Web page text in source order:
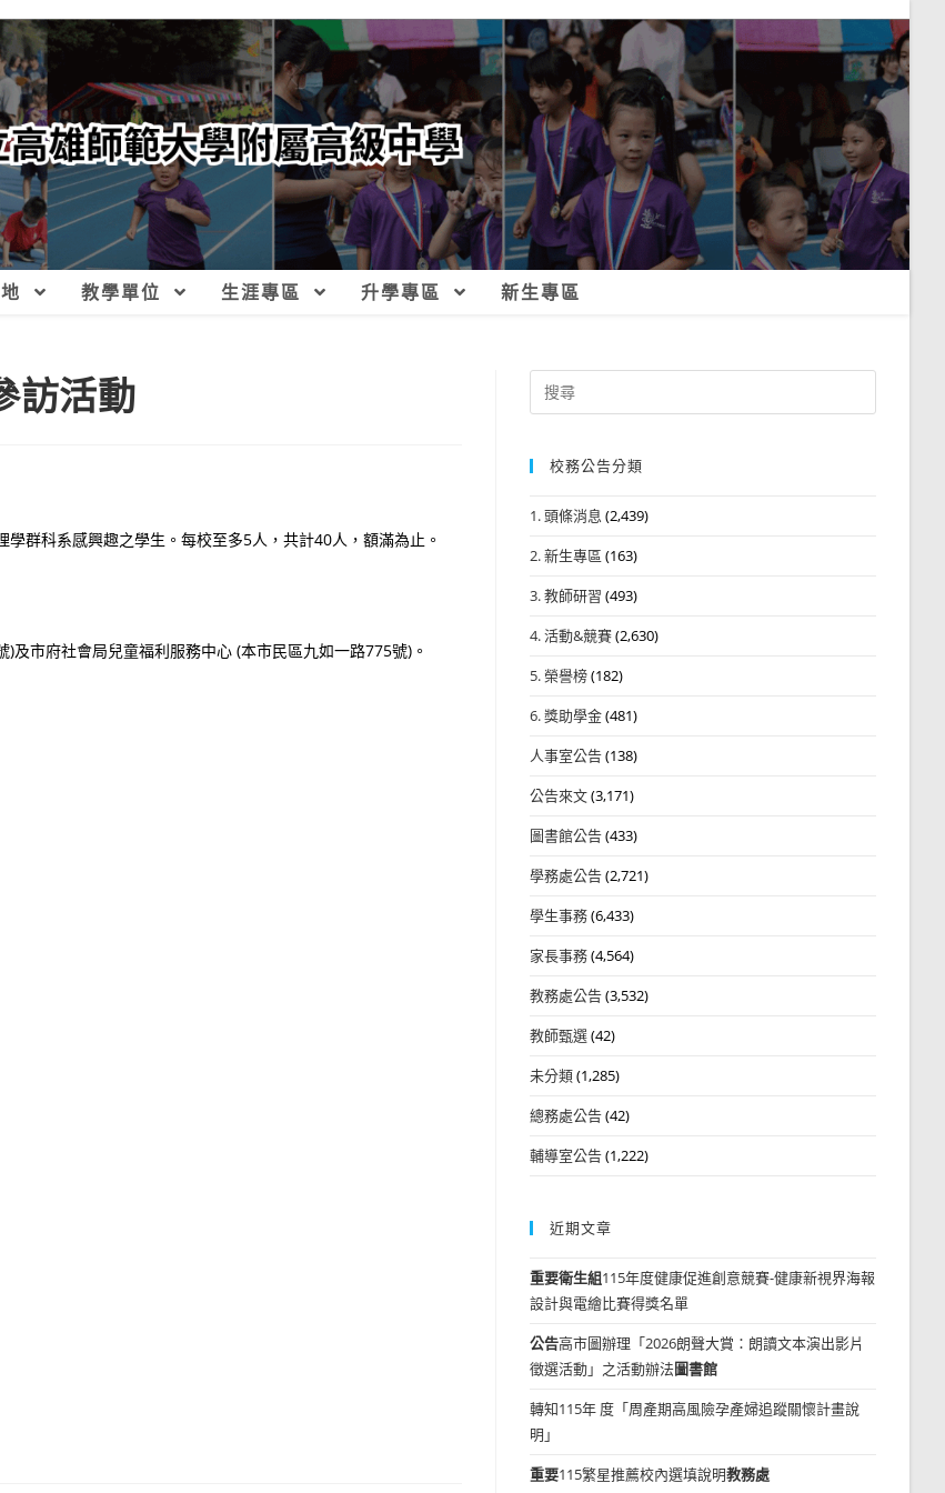
教學單位 生涯專區 升學專區 新生專區
訪活動
群科系感興趣之學生。每校至多5人，共計40人，額滿為止。
市府社會局兒童福利服務中心 (本市民區九如一路775號)。
Search
for:
校務公告分類
1. 頭條消息 (2,439)
2. 新生專區 (163)
3. 教師研習 (493)
4. 活動&競賽(2,630)
5. 榮譽榜(182)
6. 獎助學金(481)
人事室公告(138)
公告來文(3,171)
圖書館公告(433)
學務處公告(2,721)
學生事務(6,433)
家長事務(4,564)
教務處公告(3,532)
教師甄選(42)
未分類(1,285)
總務處公告(42)
輔導室公告(1,222)
近期文章
重要衛生組115年度健康促進創意競賽-健康新視界海報
設計與電繪比賽得獎名單
公告高市圖辦理「2026朗聲大賞：朗讀文本演出影片
徵選活動」之活動辦法圖書館
轉知115年 度「周產期高風險孕產婦追蹤關懷計畫說
明」
重要115繁星推薦校內選填說明教務處